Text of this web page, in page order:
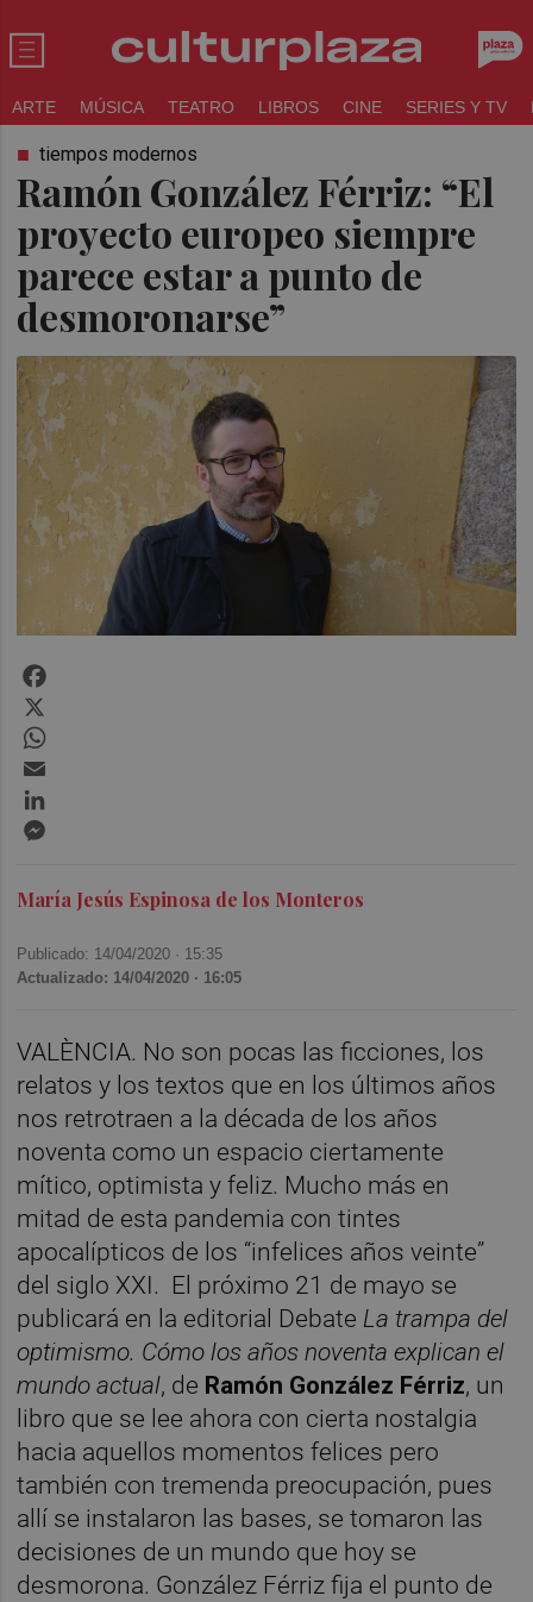
ARTE MÚSICA TEATRO LIBROS CINE SERIES Y TV
Ramón González Férriz: “El
proyecto europeo siempre
parece estar a punto de
desmoronarse”
tiempos modernos
María Jesús Espinosa de los Monteros
Publicado: 14/04/2020 · 15:35
Actualizado: 14/04/2020 · 16:05
VALÈNCIA. No son pocas las ficciones, los
relatos y los textos que en los últimos años
nos retrotraen a la década de los años
noventa como un espacio ciertamente
mítico, optimista y feliz. Mucho más en
mitad de esta pandemia con tintes
apocalípticos de los “infelices años veinte”
del siglo XXI. El próximo 21 de mayo se
publicará en la editorial Debate La trampa del
optimismo. Cómo los años noventa explican el
mundo actual, de Ramón González Férriz, un
libro que se lee ahora con cierta nostalgia
hacia aquellos momentos felices pero
también con tremenda preocupación, pues
allí se instalaron las bases, se tomaron las
decisiones de un mundo que hoy se
desmorona. González Férriz fija el punto de